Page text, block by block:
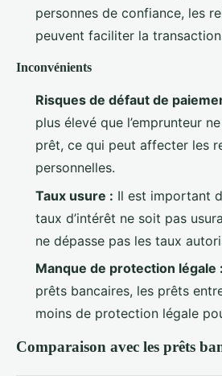
personnes de confiance, les
peuvent faciliter la
Inconvénients
Risques de défaut de
plus élevé que l’emprunteur
prêt, ce qui peut affecter les
personnelles.
Taux usure : Il est important
taux d’intérêt ne soit pas
ne dépasse pas les taux
Manque de protection légale :
prêts bancaires, les prêts
moins de protection légale
Comparaison avec les prêts